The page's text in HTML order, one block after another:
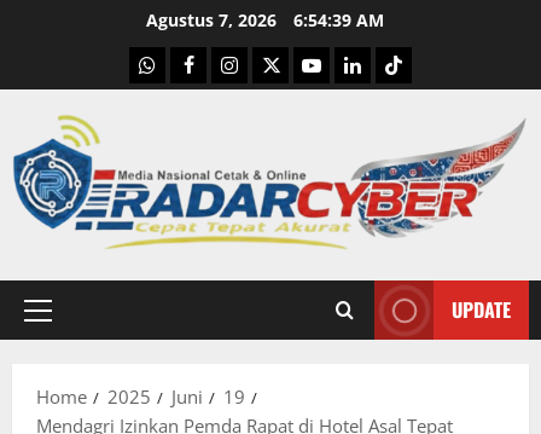
Agustus 7, 2026 6:54:40 AM
WhatsApp
Facebook
Instagram
X YoutubelinkedinTiktok
Primary
UPDATE
Home 2025 Juni
19
Mendagri Izinkan Pemda Rapat di Hotel Asal Tepat